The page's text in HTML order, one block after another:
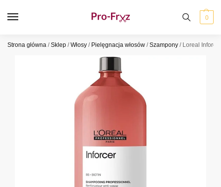
0
Strona główna /Sklep /Włosy / Pielęgnacja włosów /Szampony / Loreal